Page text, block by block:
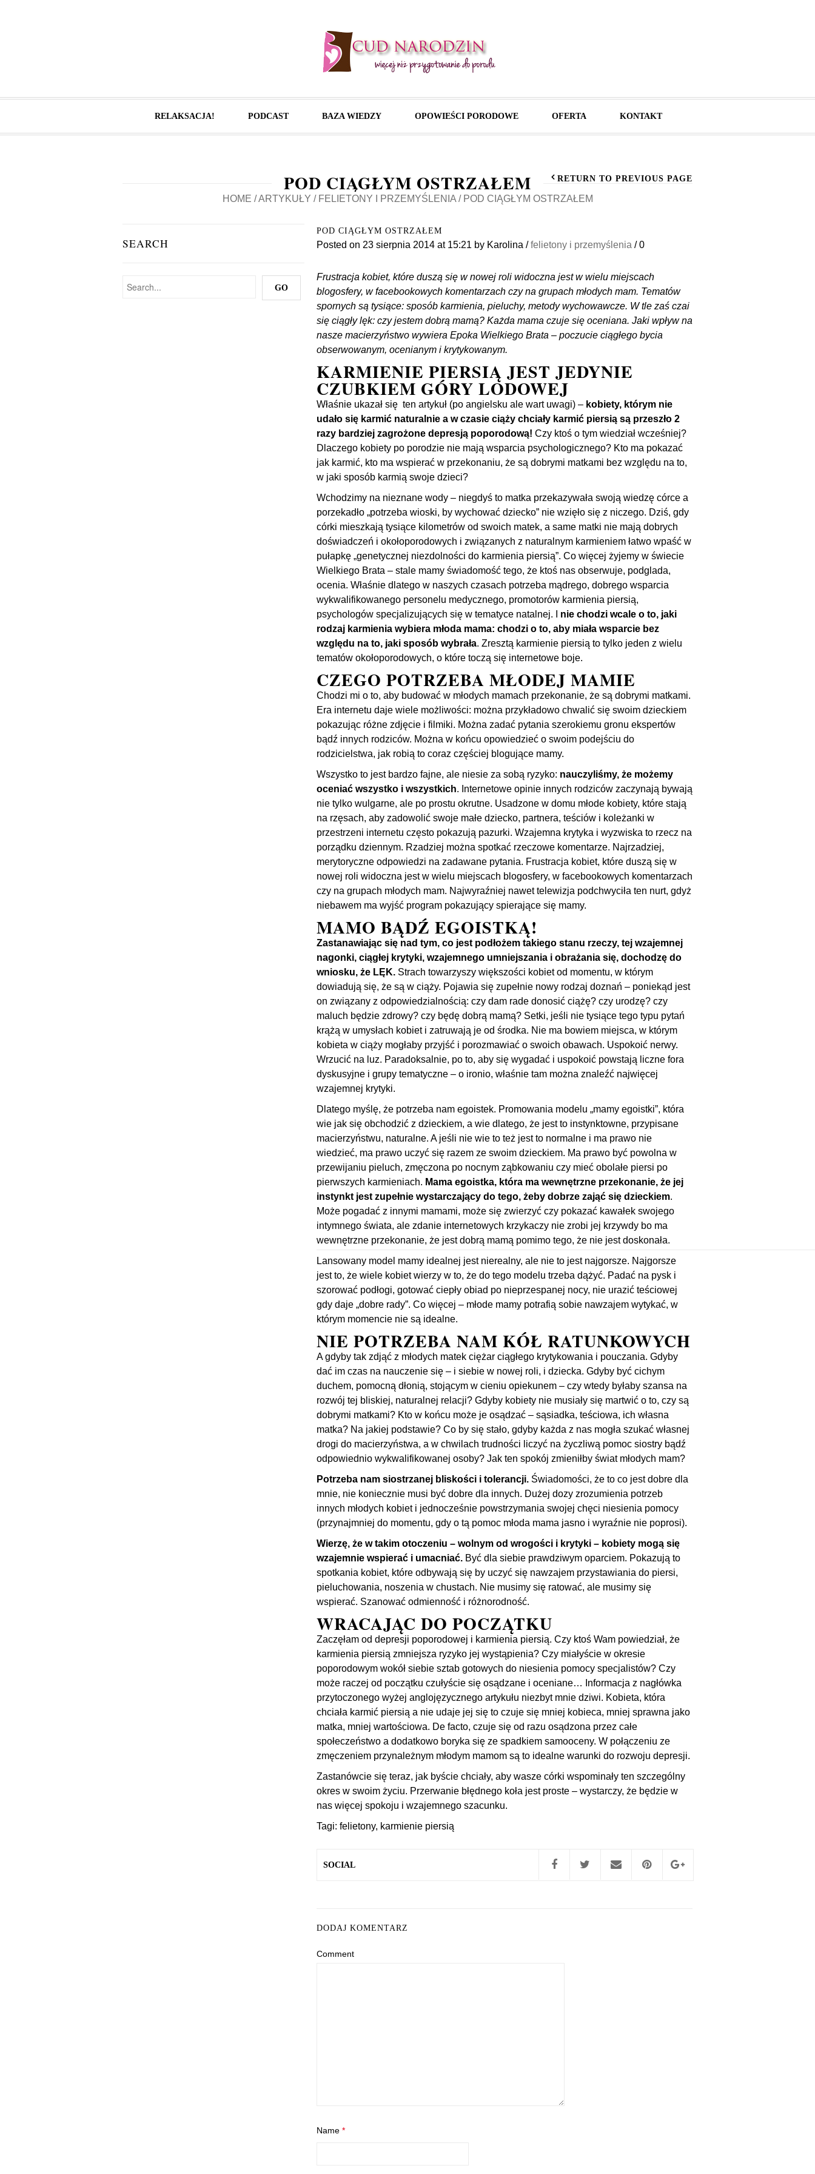
RELAKSACJA! PODCAST BAZA WIEDZY OPOWIEŚCI PORODOWE OFERTA KONTAKT
POD CIĄGŁYM OSTRZAŁEM
HOME / ARTYKUŁY / FELIETONY I PRZEMYŚLENIA / POD CIĄGŁYM OSTRZAŁEM
RETURN TO PREVIOUS PAGE
SEARCH
POD CIĄGŁYM OSTRZAŁEM
Posted on 23 sierpnia 2014 at 15:21 by Karolina /felietony i przemyślenia /0
Frustracja kobiet, które duszą się w nowej roli widoczna jest w wielu miejscach
blogosfery, w facebookowych komentarzach czy na grupach młodych mam. Tematów
spornych są tysiące: sposób karmienia, pieluchy, metody wychowawcze. W tle zaś czai
się ciągły lęk: czy jestem dobrą mamą? Każda mama czuje się oceniana. Jaki wpływ na
nasze macierzyństwo wywiera Epoka Wielkiego Brata – poczucie ciągłego bycia
obserwowanym, ocenianym i krytykowanym.
KARMIENIE PIERSIĄ JEST JEDYNIE
CZUBKIEM GÓRY LODOWEJ
Właśnie ukazał się ten artykuł (po angielsku ale wart uwagi) – kobiety, którym nie
udało się karmić naturalnie a w czasie ciąży chciały karmić piersią są przeszło 2
razy bardziej zagrożone depresją poporodową! Czy ktoś o tym wiedział wcześniej?
Dlaczego kobiety po porodzie nie mają wsparcia psychologicznego? Kto ma pokazać
jak karmić, kto ma wspierać w przekonaniu, że są dobrymi matkami bez względu na to,
w jaki sposób karmią swoje dzieci?
Wchodzimy na nieznane wody – niegdyś to matka przekazywała swoją wiedzę córce a
porzekadło „potrzeba wioski, by wychować dziecko” nie wzięło się z niczego. Dziś, gdy
córki mieszkają tysiące kilometrów od swoich matek, a same matki nie mają dobrych
doświadczeń i okołoporodowych i związanych z naturalnym karmieniem łatwo wpaść w
pułapkę „genetycznej niezdolności do karmienia piersią”. Co więcej żyjemy w świecie
Wielkiego Brata – stale mamy świadomość tego, że ktoś nas obserwuje, podglada,
ocenia. Właśnie dlatego w naszych czasach potrzeba mądrego, dobrego wsparcia
wykwalifikowanego personelu medycznego, promotorów karmienia piersią,
psychologów specjalizujących się w tematyce natalnej. I nie chodzi wcale o to, jaki
rodzaj karmienia wybiera młoda mama: chodzi o to, aby miała wsparcie bez
względu na to, jaki sposób wybrała. Zresztą karmienie piersią to tylko jeden z wielu
tematów okołoporodowych, o które toczą się internetowe boje.
CZEGO POTRZEBA MŁODEJ MAMIE
Chodzi mi o to, aby budować w młodych mamach przekonanie, że są dobrymi matkami.
Era internetu daje wiele możliwości: można przykładowo chwalić się swoim dzieckiem
pokazując różne zdjęcie i filmiki. Można zadać pytania szerokiemu gronu ekspertów
bądź innych rodziców. Można w końcu opowiedzieć o swoim podejściu do
rodzicielstwa, jak robią to coraz częściej blogujące mamy.
Wszystko to jest bardzo fajne, ale niesie za sobą ryzyko: nauczyliśmy, że możemy
oceniać wszystko i wszystkich. Internetowe opinie innych rodziców zaczynają bywają
nie tylko wulgarne, ale po prostu okrutne. Usadzone w domu młode kobiety, które stają
na rzęsach, aby zadowolić swoje małe dziecko, partnera, teściów i koleżanki w
przestrzeni internetu często pokazują pazurki. Wzajemna krytyka i wyzwiska to rzecz na
porządku dziennym. Rzadziej można spotkać rzeczowe komentarze. Najrzadziej,
merytoryczne odpowiedzi na zadawane pytania. Frustracja kobiet, które duszą się w
nowej roli widoczna jest w wielu miejscach blogosfery, w facebookowych komentarzach
czy na grupach młodych mam. Najwyraźniej nawet telewizja podchwyciła ten nurt, gdyż
niebawem ma wyjść program pokazujący spierające się mamy.
MAMO BĄDŹ EGOISTKĄ!
Zastanawiając się nad tym, co jest podłożem takiego stanu rzeczy, tej wzajemnej
nagonki, ciągłej krytyki, wzajemnego umniejszania i obrażania się, dochodzę do
wniosku, że LĘK. Strach towarzyszy większości kobiet od momentu, w którym
dowiadują się, że są w ciąży. Pojawia się zupełnie nowy rodzaj doznań – poniekąd jest
on związany z odpowiedzialnością: czy dam rade donosić ciążę? czy urodzę? czy
maluch będzie zdrowy? czy będę dobrą mamą? Setki, jeśli nie tysiące tego typu pytań
krążą w umysłach kobiet i zatruwają je od środka. Nie ma bowiem miejsca, w którym
kobieta w ciąży mogłaby przyjść i porozmawiać o swoich obawach. Uspokoić nerwy.
Wrzucić na luz. Paradoksalnie, po to, aby się wygadać i uspokoić powstają liczne fora
dyskusyjne i grupy tematyczne – o ironio, właśnie tam można znaleźć najwięcej
wzajemnej krytyki.
Dlatego myślę, że potrzeba nam egoistek. Promowania modelu „mamy egoistki”, która
wie jak się obchodzić z dzieckiem, a wie dlatego, że jest to instynktowne, przypisane
macierzyństwu, naturalne. A jeśli nie wie to też jest to normalne i ma prawo nie
wiedzieć, ma prawo uczyć się razem ze swoim dzieckiem. Ma prawo być powolna w
przewijaniu pieluch, zmęczona po nocnym ząbkowaniu czy mieć obolałe piersi po
pierwszych karmieniach. Mama egoistka, która ma wewnętrzne przekonanie, że jej
instynkt jest zupełnie wystarczający do tego, żeby dobrze zająć się dzieckiem.
Może pogadać z innymi mamami, może się zwierzyć czy pokazać kawałek swojego
intymnego świata, ale zdanie internetowych krzykaczy nie zrobi jej krzywdy bo ma
wewnętrzne przekonanie, że jest dobrą mamą pomimo tego, że nie jest doskonała.
Lansowany model mamy idealnej jest nierealny, ale nie to jest najgorsze. Najgorsze
jest to, że wiele kobiet wierzy w to, że do tego modelu trzeba dążyć. Padać na pysk i
szorować podłogi, gotować ciepły obiad po nieprzespanej nocy, nie urazić teściowej
gdy daje „dobre rady”. Co więcej – młode mamy potrafią sobie nawzajem wytykać, w
którym momencie nie są idealne.
NIE POTRZEBA NAM KÓŁ RATUNKOWYCH
A gdyby tak zdjąć z młodych matek ciężar ciągłego krytykowania i pouczania. Gdyby
dać im czas na nauczenie się – i siebie w nowej roli, i dziecka. Gdyby być cichym
duchem, pomocną dłonią, stojącym w cieniu opiekunem – czy wtedy byłaby szansa na
rozwój tej bliskiej, naturalnej relacji? Gdyby kobiety nie musiały się martwić o to, czy są
dobrymi matkami? Kto w końcu może je osądzać – sąsiadka, teściowa, ich własna
matka? Na jakiej podstawie? Co by się stało, gdyby każda z nas mogła szukać własnej
drogi do macierzyństwa, a w chwilach trudności liczyć na życzliwą pomoc siostry bądź
odpowiednio wykwalifikowanej osoby? Jak ten spokój zmieniłby świat młodych mam?
Potrzeba nam siostrzanej bliskości i tolerancji. Świadomości, że to co jest dobre dla
mnie, nie koniecznie musi być dobre dla innych. Dużej dozy zrozumienia potrzeb
innych młodych kobiet i jednocześnie powstrzymania swojej chęci niesienia pomocy
(przynajmniej do momentu, gdy o tą pomoc młoda mama jasno i wyraźnie nie poprosi).
Wierzę, że w takim otoczeniu – wolnym od wrogości i krytyki – kobiety mogą się
wzajemnie wspierać i umacniać. Być dla siebie prawdziwym oparciem. Pokazują to
spotkania kobiet, które odbywają się by uczyć się nawzajem przystawiania do piersi,
pieluchowania, noszenia w chustach. Nie musimy się ratować, ale musimy się
wspierać. Szanować odmienność i różnorodność.
WRACAJĄC DO POCZĄTKU
Zaczęłam od depresji poporodowej i karmienia piersią. Czy ktoś Wam powiedział, że
karmienia piersią zmniejsza ryzyko jej wystąpienia? Czy miałyście w okresie
poporodowym wokół siebie sztab gotowych do niesienia pomocy specjalistów? Czy
może raczej od początku czułyście się osądzane i oceniane… Informacja z nagłówka
przytoczonego wyżej anglojęzycznego artykułu niezbyt mnie dziwi. Kobieta, która
chciała karmić piersią a nie udaje jej się to czuje się mniej kobieca, mniej sprawna jako
matka, mniej wartościowa. De facto, czuje się od razu osądzona przez całe
społeczeństwo a dodatkowo boryka się ze spadkiem samooceny. W połączeniu ze
zmęczeniem przynależnym młodym mamom są to idealne warunki do rozwoju depresji.
Zastanówcie się teraz, jak byście chciały, aby wasze córki wspominały ten szczególny
okres w swoim życiu. Przerwanie błędnego koła jest proste – wystarczy, że będzie w
nas więcej spokoju i wzajemnego szacunku.
Tagi: felietony, karmienie piersią
SOCIAL
DODAJ KOMENTARZ
Comment
Name *